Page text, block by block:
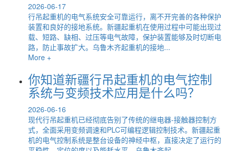
2026-06-17
行吊起重机的电气系统安全可靠运行，离不开完善的各种保护
装置和良好的接地系统。新疆起重机在使用过程中可能出现过
载、短路、缺相、过压等电气故障，保护装置能够及时切断电
路，防止事故扩大。乌鲁木齐起重机的接地...
More +
你知道新疆行吊起重机的电气控制
系统与变频技术应用是什么吗？
2026-06-16
现代行吊起重机已经彻底告别了传统的继电器-接触器控制方
式，全面采用变频调速和PLC可编程逻辑控制技术。新疆起重
机的电气控制系统是整台设备的神经中枢，直接决定了运行的